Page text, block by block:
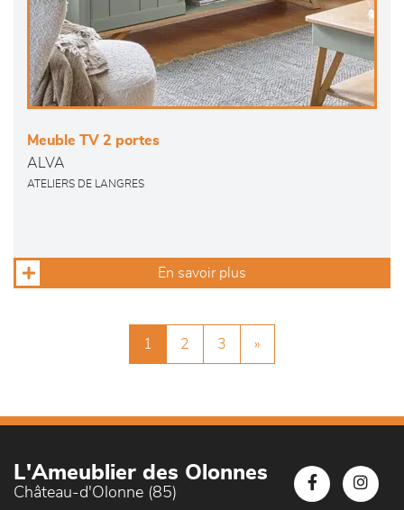
Meuble TV 2 portes
ALVA
ATELIERS DE LANGRES
En savoir plus
1 2 3 »
L'Ameublier des Olonnes
Château-d'Olonne (85)